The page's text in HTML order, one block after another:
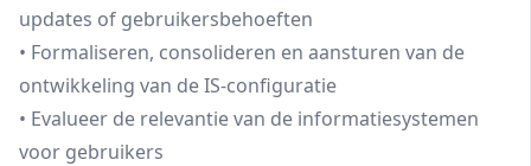
updates of gebruikersbehoeften
• Formaliseren, consolideren en aansturen van de
ontwikkeling van de IS-configuratie
• Evalueer de relevantie van de informatiesystemen
voor gebruikers